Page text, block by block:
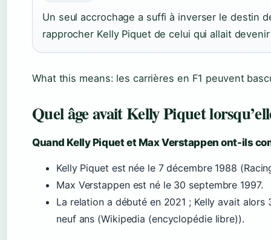
Un seul accrochage a suffi à inverser le destin
rapprocher Kelly Piquet de celui qui allait
What this means: les carrières en F1 peuvent
Quel âge avait Kelly Piquet
Quand Kelly Piquet et Max Verstappen ont-ils
Kelly Piquet est née le 7 décembre 1988
Max Verstappen est né le 30 septembre 1997.
La relation a débuté en 2021 ; Kelly avait
neuf ans (Wikipedia (encyclopédie libre)).